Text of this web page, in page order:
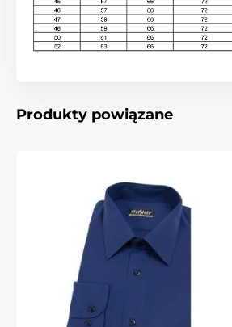
Produkty powiązane